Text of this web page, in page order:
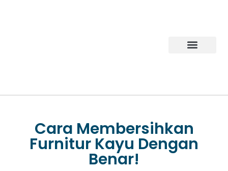
Cara Membersihkan
Furnitur Kayu Dengan
Benar!